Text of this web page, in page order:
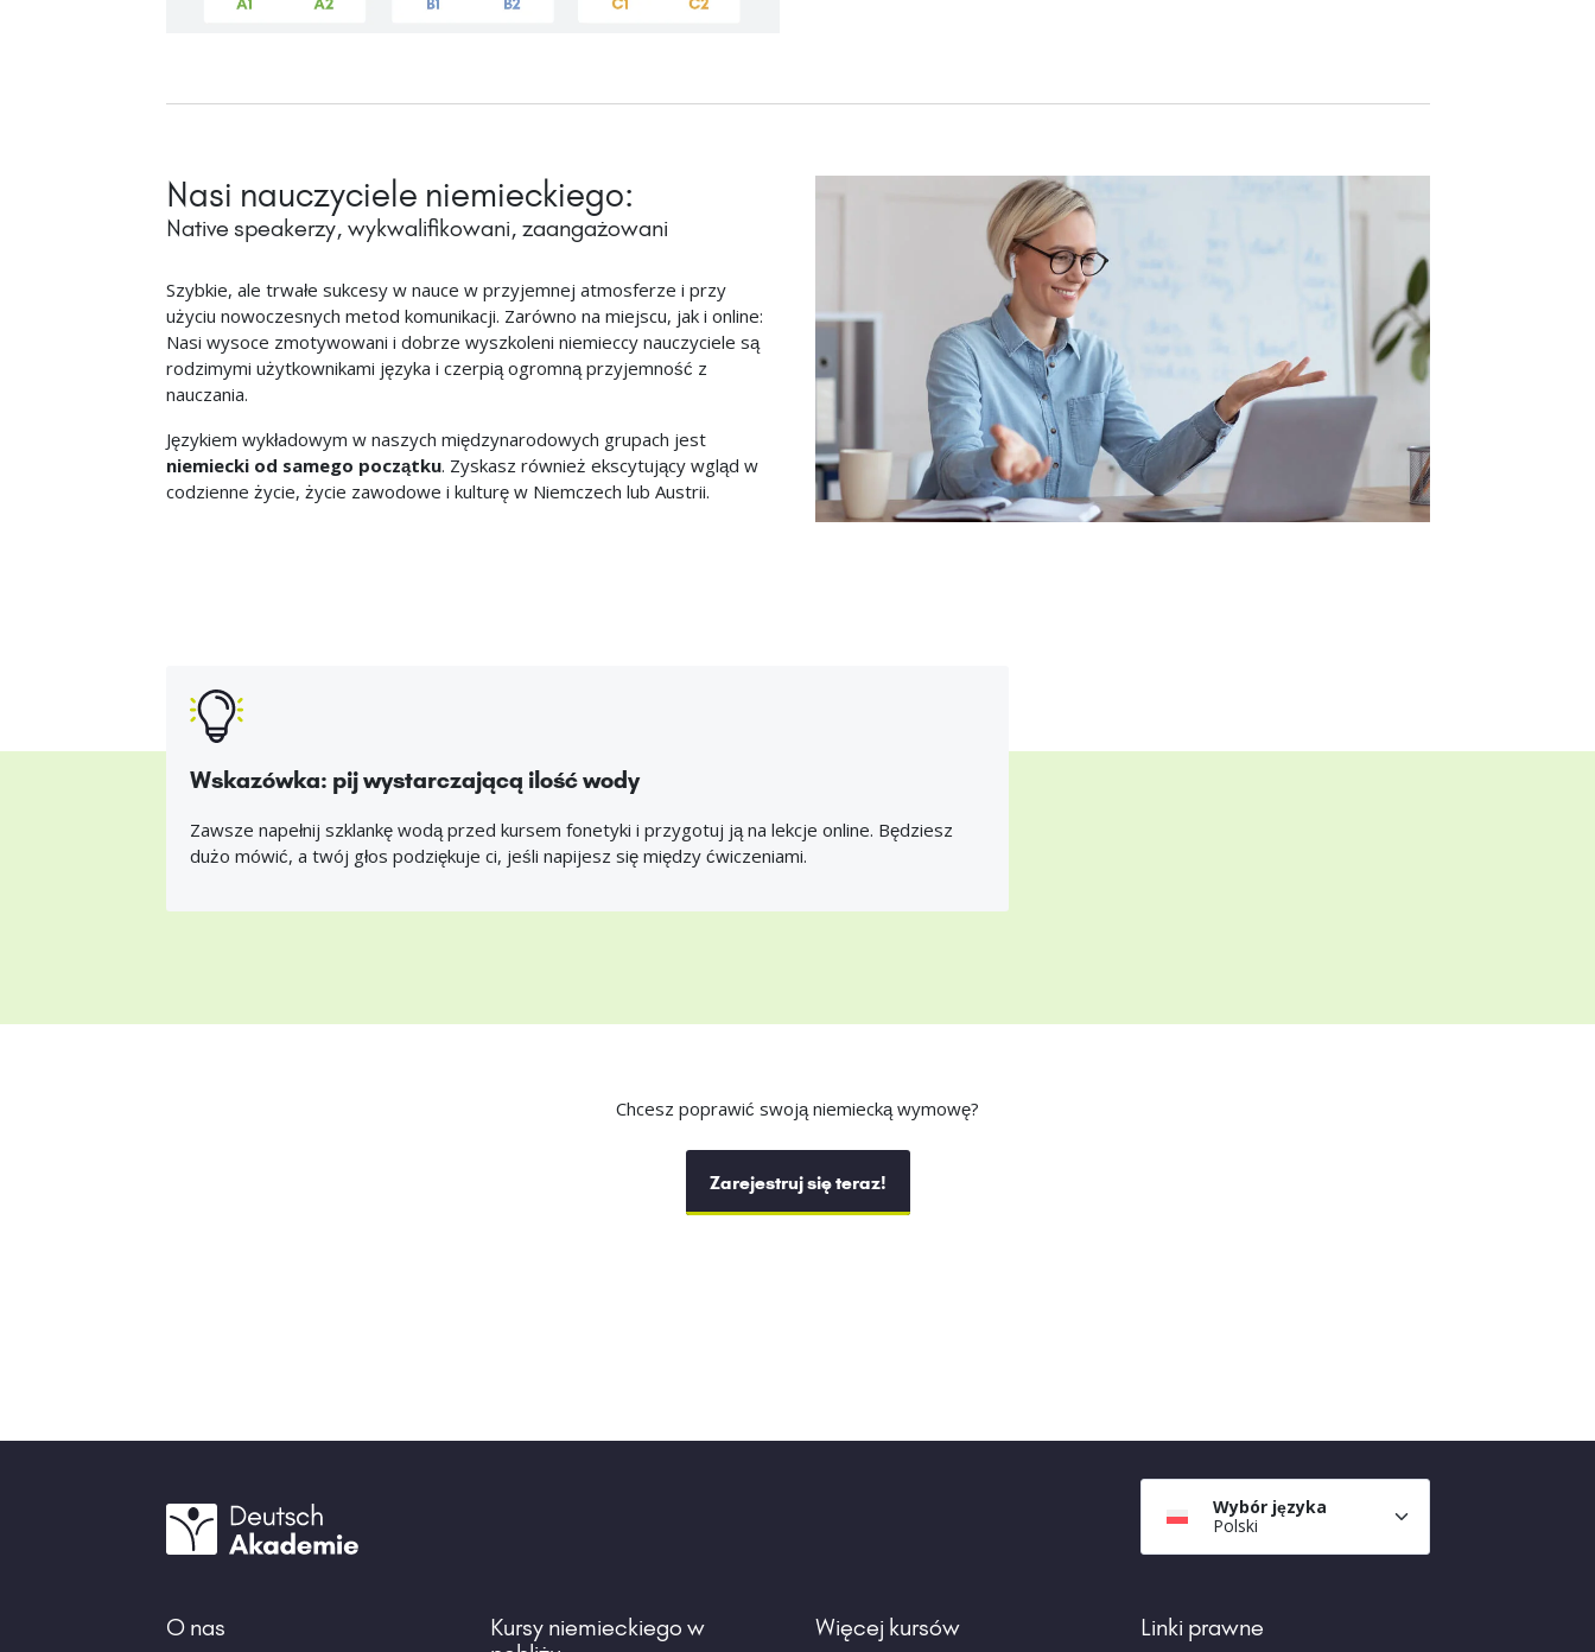
Nasi nauczyciele niemieckiego:
Native speakerzy, wykwalifikowani, zaangażowani
Szybkie, ale trwałe sukcesy w nauce w przyjemnej atmosferze i przy
użyciu nowoczesnych metod komunikacji. Zarówno na miejscu, jak i online:
Nasi wysoce zmotywowani i dobrze wyszkoleni niemieccy nauczyciele są
rodzimymi użytkownikami języka i czerpią ogromną przyjemność z
nauczania.
Językiem wykładowym w naszych międzynarodowych grupach jest
niemiecki od samego początku. Zyskasz również ekscytujący wgląd w
codzienne życie, życie zawodowe i kulturę w Niemczech lub Austrii.
Wskazówka: pij wystarczającą ilość wody
Zawsze napełnij szklankę wodą przed kursem fonetyki i przygotuj ją na lekcje online. Będziesz
dużo mówić, a twój głos podziękuje ci, jeśli napijesz się między ćwiczeniami.
Chcesz poprawić swoją niemiecką wymowę?
Zarejestruj się teraz!
Wybór języka
Polski
O nas
Kursy niemieckiego w
Więcej kursów Linki prawne